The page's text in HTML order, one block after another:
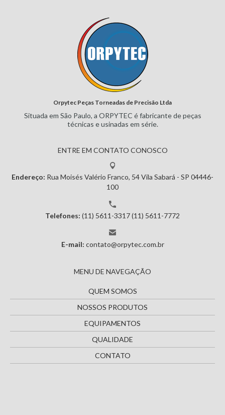
Orpytec Peças Torneadas de Precisão Ltda
Situada em São Paulo, a ORPYTEC é fabricante de peças
técnicas eusinadas em série.
ENTRE EM CONTATO CONOSCO
Endereço: Rua Moisés Valério Franco, 54Vila Sabará - SP 04446-
100
Telefones: (11) 5611-3317(11) 5611-7772
E-mail: contato@orpytec.com.br
MENU DE NAVEGAÇÃO
QUEM SOMOS
NOSSOS PRODUTOS
EQUIPAMENTOS
QUALIDADE
CONTATO